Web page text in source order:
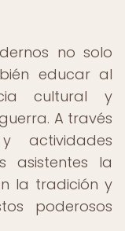
no solo
educar al
cultural y
A través
actividades
asistentes la
la tradición y
poderosos